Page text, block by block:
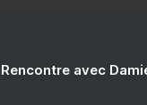
avec